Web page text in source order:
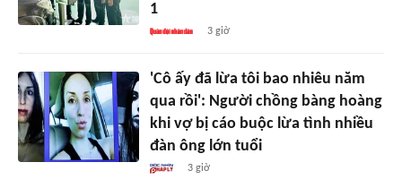
1
3 giờ
'Cô ấy đã lừa tôi bao nhiêu năm
qua rồi': Người chồng bàng hoàng
khi vợ bị cáo buộc lừa tình nhiều
đàn ông lớn tuổi
3 giờ